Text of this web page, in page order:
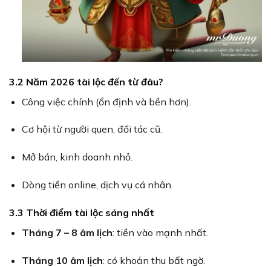
3.2 Năm 2026 tài lộc đến từ đâu?
Công việc chính (ổn định và bền hơn).
Cơ hội từ người quen, đối tác cũ.
Mở bán, kinh doanh nhỏ.
Dòng tiền online, dịch vụ cá nhân.
3.3 Thời điểm tài lộc sáng nhất
Tháng 7 – 8 âm lịch: tiền vào mạnh nhất.
Tháng 10 âm lịch: có khoản thu bất ngờ.